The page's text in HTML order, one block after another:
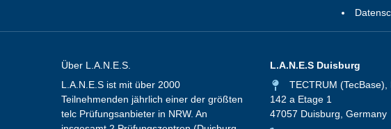
Über L.A.N.E.S.
L.A.N.E.S ist mit über 2000
Teilnehmenden jährlich einer der größten
telc Prüfungsanbieter in NRW. An
L.A.N.E.S Duisburg
TECTRUM (TecBase),
142 a Etage 1
47057 Duisburg, Germany